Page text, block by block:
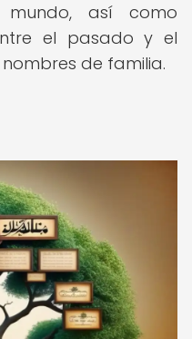
así como
el pasado y el
de familia.